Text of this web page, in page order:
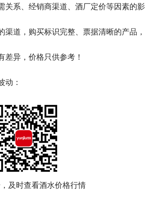
系、经销商渠道、酒厂定价等因素的影
道，购买标识完整、票据清晰的产品，
异，价格只供参考！
动：
及时查看酒水价格行情